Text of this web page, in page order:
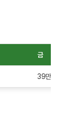
금
39만원